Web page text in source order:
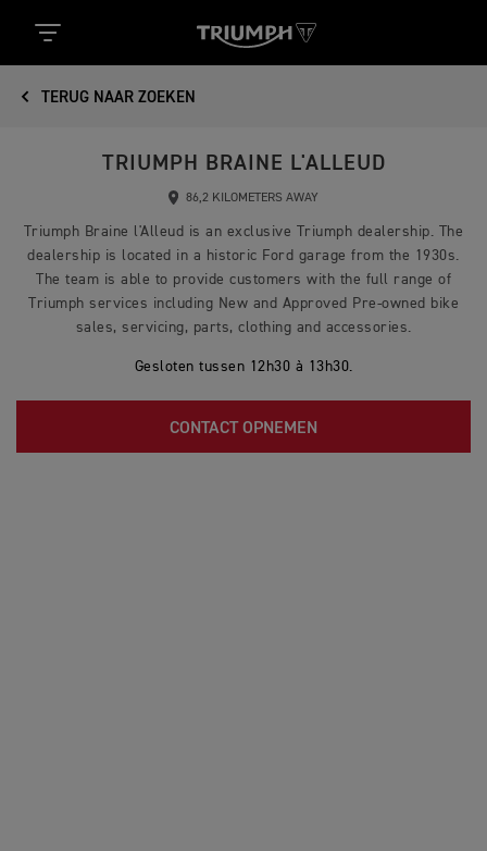
TERUG NAAR ZOEKEN
TRIUMPH BRAINE L'ALLEUD
86,2 KILOMETERS AWAY
Triumph Braine l'Alleud is an exclusive Triumph dealership. The
dealership is located in a historic Ford garage from the 1930s.
The team is able to provide customers with the full range of
Triumph services including New and Approved Pre-owned bike
sales, servicing, parts, clothing and accessories.
Gesloten tussen 12h30 à 13h30.
CONTACT OPNEMEN